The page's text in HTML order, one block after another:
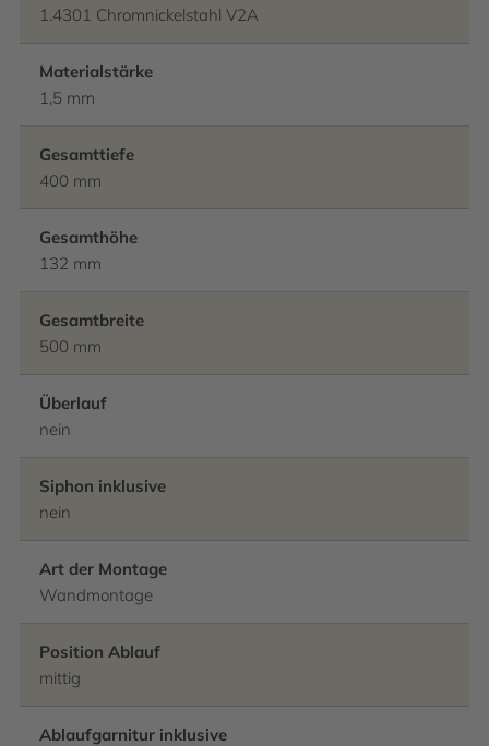
1.4301 Chromnickelstahl V2A
Materialstärke
1,5 mm
Gesamttiefe
400 mm
Gesamthöhe
132 mm
Gesamtbreite
500 mm
Überlauf
nein
Siphon inklusive
nein
Art der Montage
Wandmontage
Position Ablauf
mittig
Ablaufgarnitur inklusive